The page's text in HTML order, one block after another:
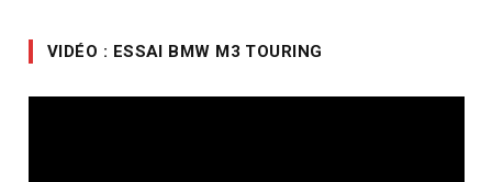
VIDÉO : ESSAI BMW M3 TOURING